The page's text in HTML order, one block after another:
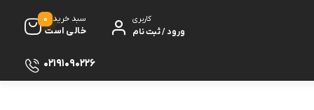
کاربری
ورود / ثبت نام
سبد خرید
خالی است
0
02191090226